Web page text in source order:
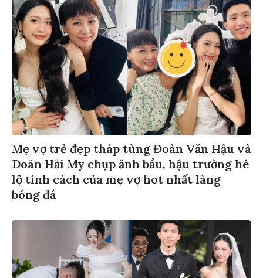
Mẹ vợ trẻ đẹp tháp tùng Đoàn Văn Hậu và
Doãn Hải My chụp ảnh bầu, hậu trường hé
lộ tính cách của mẹ vợ hot nhất làng
bóng đá